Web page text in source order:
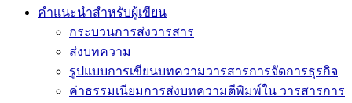
คำแนะนำสำหรับผู้เขียน
กระบวนการส่งวารสาร
ส่งบทความ
รูปแบบการเขียนบทความวารสารการจัดการธุรกิจ
ค่าธรรมเนียมการส่งบทความตีพิมพ์ใน วารสารการ